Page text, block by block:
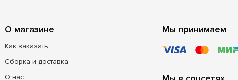
О магазине
Как заказать
Сборка и доставка
О нас
Мы принимаем